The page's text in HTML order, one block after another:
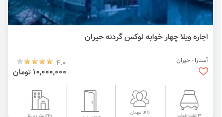
اجاره ویلا چهار خوابه لوکس گردنه حیران
آستارا - حیران 4.0
10,000,000 تومان
تا 14 مهمان